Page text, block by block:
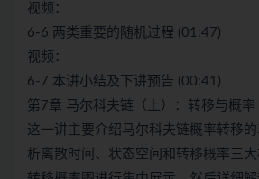
视频：
6-6 两类重要的随机过程 (01:47)
视频：
6-7 本讲小结及下讲预告 (00:41)
第7章 马尔科夫链（上）：转移与概
这一讲主要介绍马尔科夫链概率转移
析离散时间、状态空间和转移概率三